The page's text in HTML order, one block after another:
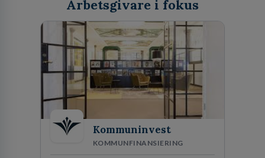
Arbetsgivare i fokus
Kommuninvest
KOMMUNFINANSIERING